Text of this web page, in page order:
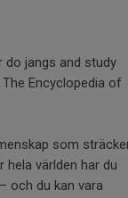
do jangs and study
Encyclopedia of
som
hela världen har du
och du kan vara